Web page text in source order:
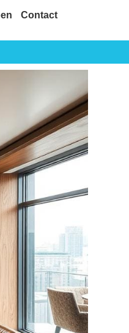
Contact